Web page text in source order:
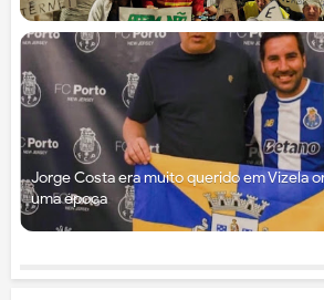
Jorge Costa era muito querido em Vizela
uma época